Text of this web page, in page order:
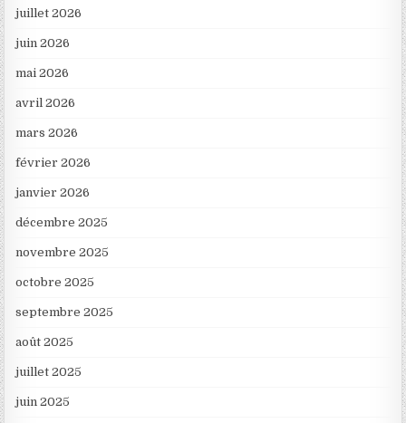
juillet 2026
juin 2026
mai 2026
avril 2026
mars 2026
février 2026
janvier 2026
décembre 2025
novembre 2025
octobre 2025
septembre 2025
août 2025
juillet 2025
juin 2025